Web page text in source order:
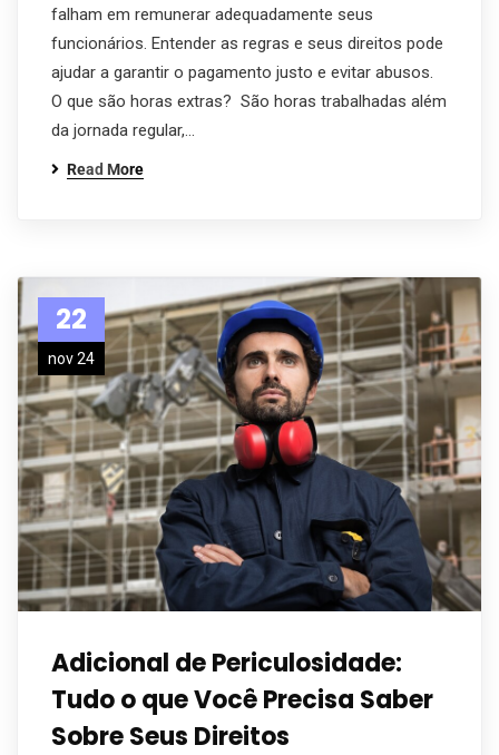
falham em remunerar adequadamente seus
funcionários. Entender as regras e seus direitos pode
ajudar a garantir o pagamento justo e evitar abusos.
O que são horas extras? São horas trabalhadas além
da jornada regular,…
Read More
22
nov 24
Adicional de Periculosidade:
Tudo o que Você Precisa Saber
Sobre Seus Direitos